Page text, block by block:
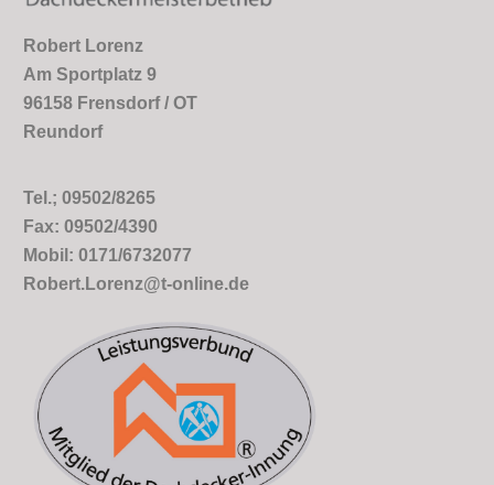
Robert Lorenz
Am Sportplatz 9
96158 Frensdorf / OT
Reundorf
Tel.; 09502/8265
Fax: 09502/4390
Mobil: 0171/6732077
Robert.Lorenz@t-online.de